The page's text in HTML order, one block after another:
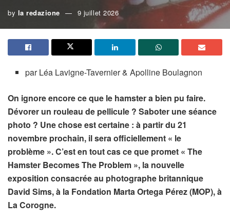
by la redazione 9 juillet 2026
par Léa Lavigne-Tavernier & Apolline Boulagnon
On ignore encore ce que le hamster a bien pu faire.
Dévorer un rouleau de pellicule ? Saboter une séance
photo ? Une chose est certaine : à partir du 21
novembre prochain, il sera officiellement « le
problème ». C’est en tout cas ce que promet « The
Hamster Becomes The Problem », la nouvelle
exposition consacrée au photographe britannique
David Sims, à la Fondation Marta Ortega Pérez (MOP), à
La Corogne.